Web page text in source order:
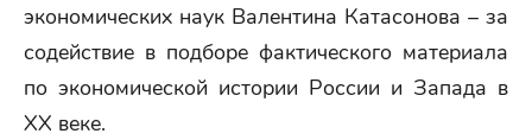
экономических наук Валентина Катасонова – за
содействие в подборе фактического материала
по экономической истории России и Запада в
XX веке.